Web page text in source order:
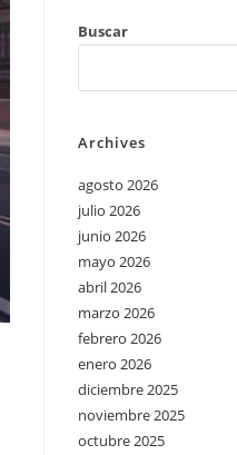
Buscar
Archives
agosto 2026
julio 2026
junio 2026
mayo 2026
abril 2026
marzo 2026
febrero 2026
enero 2026
diciembre 2025
noviembre 2025
octubre 2025